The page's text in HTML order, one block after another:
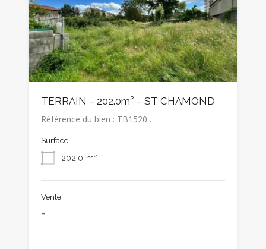
TERRAIN – 202.0m² – ST CHAMOND
Référence du bien : TB1520…
Surface
202.0 m²
Vente
-